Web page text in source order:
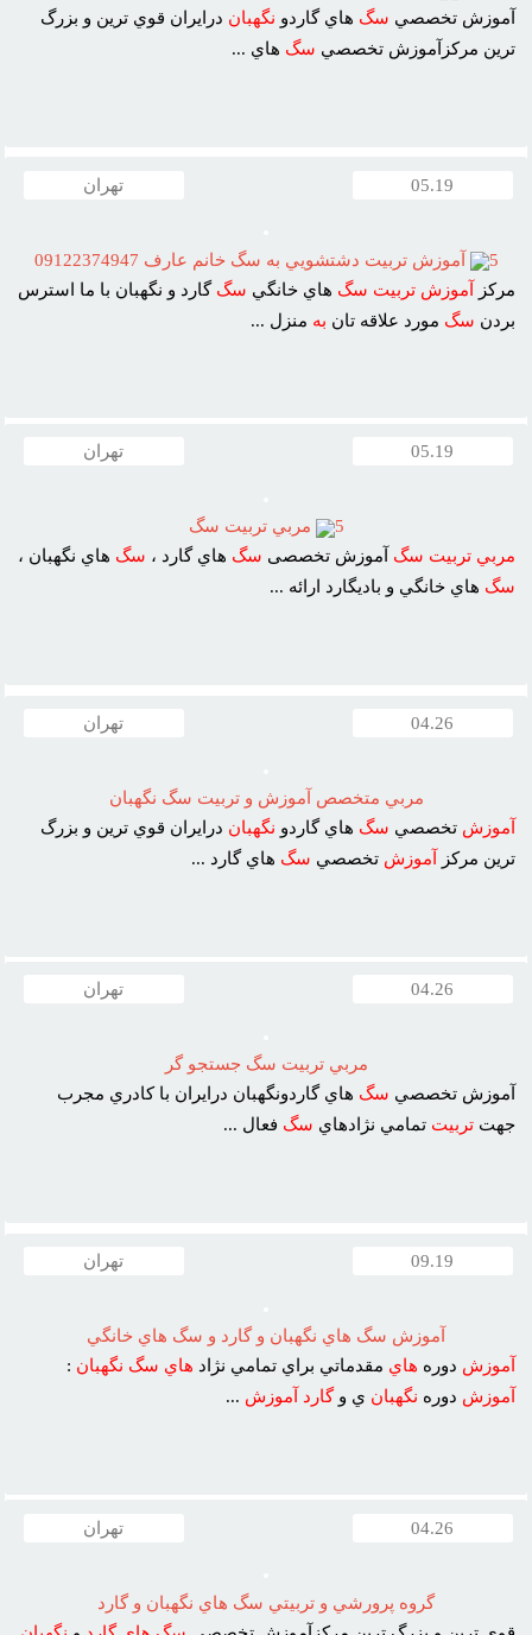
آموزش تخصصي سگ هاي گاردو نگهبان درايران قوي ترين و بزرگ
ترين مرکزآموزش تخصصي سگ هاي ...
05.19 تهران
5
آموزش تربيت دشتشويي به سگ خانم عارف 09122374947
مرکز
آموزش تربيت سگ هاي خانگي سگ گارد و نگهبان با ما استرس
بردن سگ مورد علاقه تان به منزل ...
05.19 تهران
5
مربي تربيت سگ
مربي تربيت سگ آموزش تخصصى سگ هاي گارد ، سگ هاي نگهبان ،
سگ هاي خانگي و باديگارد ارائه ...
04.26 تهران
مربي متخصص آموزش و تربيت سگ نگهبان
آموزش تخصصي سگ هاي گاردو نگهبان درايران قوي ترين و بزرگ
ترين مرکز
آموزش تخصصي سگ هاي گارد ...
04.26 تهران
مربي تربيت سگ جستجو گر
آموزش تخصصي سگ هاي گاردونگهبان درايران با کادري مجرب
جهتتربيت تمامي نژادهاي سگ فعال ...
09.19 تهران
آموزش سگ هاي نگهبان و گارد و سگ هاي خانگي
آموزش دوره هاي مقدماتي براي تمامي نژاد هاي سگ نگهبان :
آموزش دوره نگهبان ي وگارد آموزش ...
04.26 تهران
گروه پرورشي و تربيتي سگ هاي نگهبان و گارد